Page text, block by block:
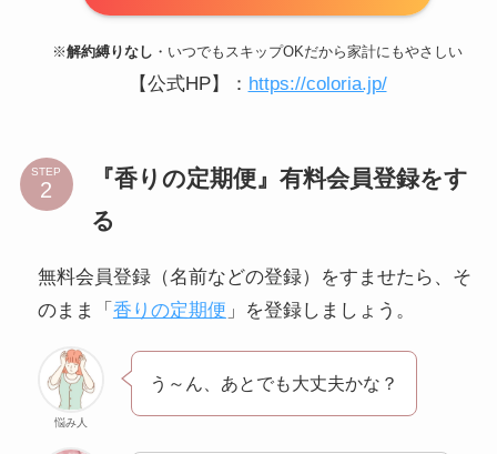
※解約縛りなし ・いつでもスキップOKだから家計にもやさしい
【公式HP】： https://coloria.jp/
STEP
『香りの定期便』有料会員登録をす
る
無料会員登録（名前などの登録）をすませたら、そ
のまま「 香りの定期便 」を登録しましょう。
悩み人
う～ん、あとでも大丈夫かな？